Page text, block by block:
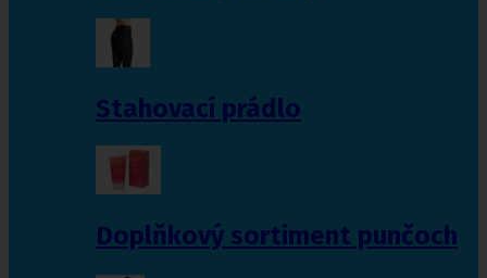
Stahovací prádlo
Doplňkový sortiment punčoch